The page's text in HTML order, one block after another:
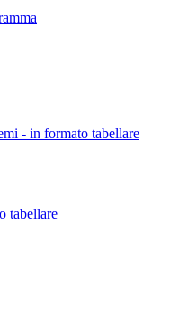
- in formato tabellare
tabellare